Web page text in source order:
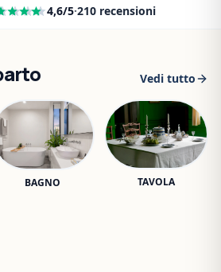
4,6/5·210 recensioni
Vedi tutto
BAGNO TAVOLA